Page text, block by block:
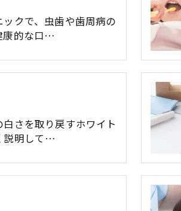
クで、虫歯や歯周病の
康的な口…
さを取り戻すホワイト
説明して…